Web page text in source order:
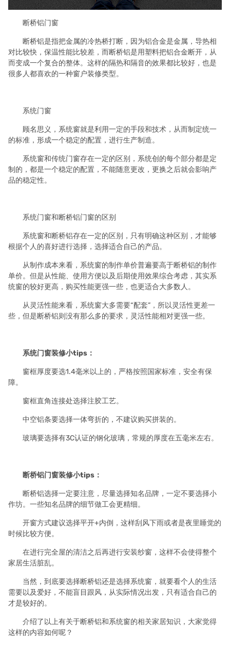
断桥铝门窗
断桥铝是指把金属的冷热桥打断，因为铝合金是金属，导热相
对比较快，保温性能比较差，而断桥铝是用塑料把铝合金断开，从
而变成一个复合的整体。这样的隔热和隔音的效果都比较好，也是
很多人都喜欢的一种窗户装修类型。
系统门窗
顾名思义，系统窗就是利用一定的手段和技术，从而制定统一
的标准，形成一个稳定的配置，进行生产制造。
系统窗和传统门窗存在一定的区别，系统创的每个部分都是定
制的，都是一个稳定的配置，不能随意更改，更换之后就会影响产
品的稳定性。
系统门窗和断桥铝门窗的区别
系统窗和断桥铝存在一定的区别，只有明确这种区别，才能够
根据个人的喜好进行选择，选择适合自己的产品。
从制作成本来看，系统窗的制作单价普遍要高于断桥铝的制作
单价。但是从性能、使用方便以及后期使用效果综合考虑，其实系
统窗的较好更高，购买性能更强一些，也更适合大多数人。
从灵活性能来看，系统窗大多需要“配套”，所以灵活性更差一
些，但是断桥铝则没有那么多的要求，灵活性能相对更强一些。
系统门窗装修小tips：
窗框厚度要选1.4毫米以上的，严格按照国家标准，安全有保
障。
窗框直角连接处选择注胶工艺。
中空铝条要选择一体弯折的，不建议购买拼装的。
玻璃要选择有3C认证的钢化玻璃，常规的厚度在五毫米左右。
断桥铝门窗装修小tips：
断桥铝选择一定要注意，尽量选择知名品牌，一定不要选择小
作坊。一些知名品牌的细节做工会更精细。
开窗方式建议选择平开+内倒，这样刮风下雨或者是夜里睡觉的
时候比较方便。
在进行完全屋的清洁之后再进行安装纱窗，这样不会使得整个
家居生活脏乱。
当然，到底要选择断桥铝还是选择系统窗，就要看个人的生活
需要以及爱好，不能盲目跟风，从实际情况出发，只有适合自己的
才是较好的。
介绍了以上有关于断桥铝和系统窗的相关家居知识，大家觉得
这样的内容如何呢？